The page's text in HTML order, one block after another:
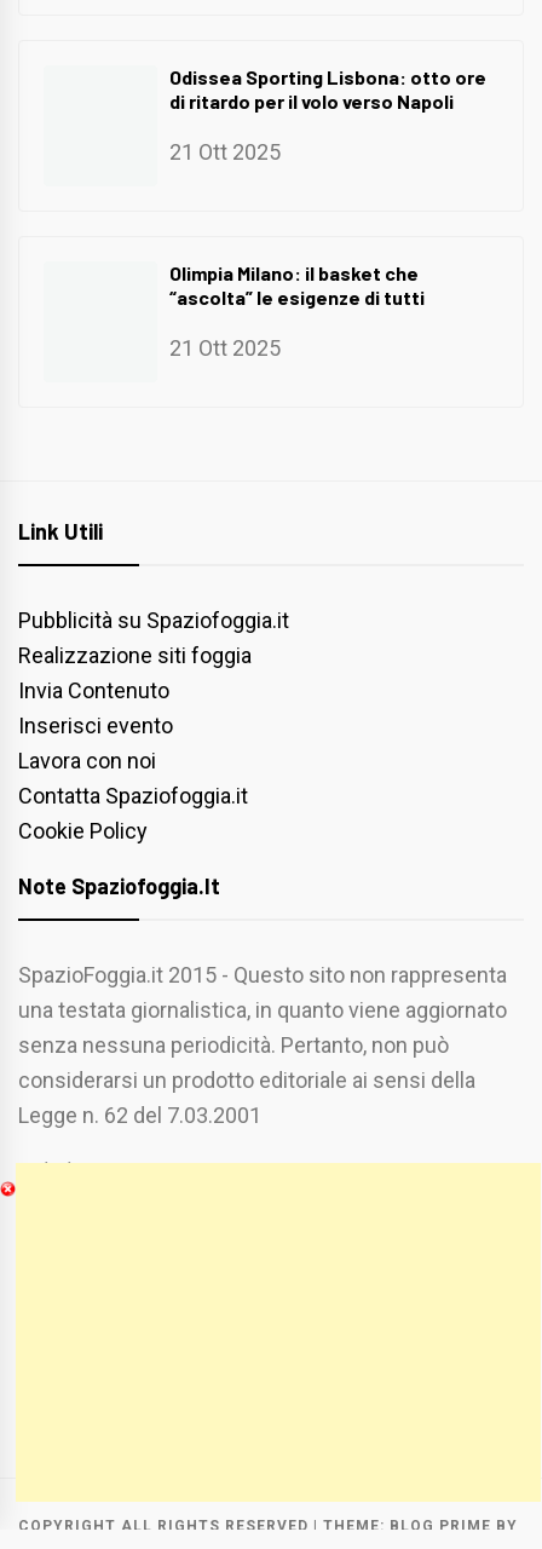
Odissea Sporting Lisbona: otto ore
di ritardo per il volo verso Napoli
21 Ott 2025
Olimpia Milano: il basket che
“ascolta” le esigenze di tutti
21 Ott 2025
Link Utili
Pubblicità su Spaziofoggia.it
Realizzazione siti foggia
Invia Contenuto
Inserisci evento
Lavora con noi
Contatta Spaziofoggia.it
Cookie Policy
Note Spaziofoggia.it
SpazioFoggia.it 2015 - Questo sito non rappresenta
una testata giornalistica, in quanto viene aggiornato
senza nessuna periodicità. Pertanto, non può
considerarsi un prodotto editoriale ai sensi della
Legge n. 62 del 7.03.2001
Chi Siamo
COPYRIGHT ALL RIGHTS RESERVED | THEME: BLOG PRIME BY